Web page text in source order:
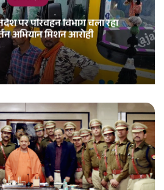
पर परिवहन विभाग चला रहा
अभियान मिशन आरोही